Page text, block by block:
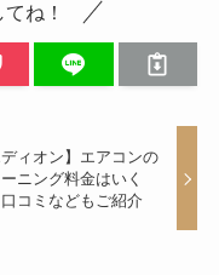
ね！
ディオン】エアコンの
ニング料金はいく
コミなどもご紹介